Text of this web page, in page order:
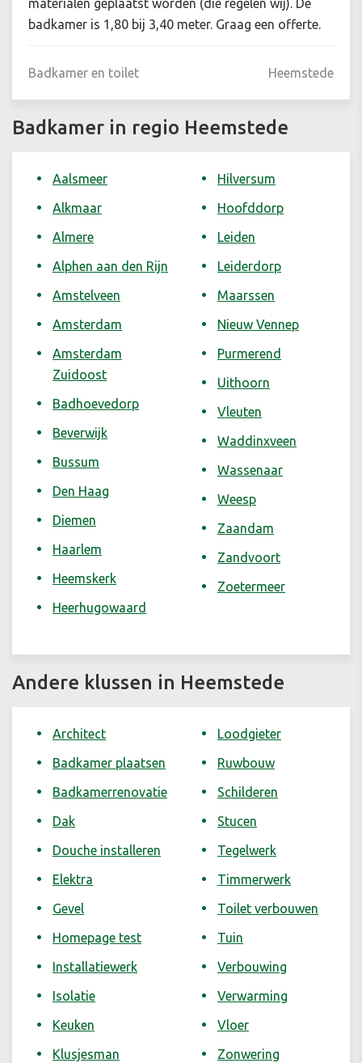
materialen geplaatst worden (die regelen wij). De
badkamer is 1,80 bij 3,40 meter. Graag een offerte.
Badkamer en toilet Heemstede
Badkamer in regio Heemstede
Aalsmeer
Alkmaar
Almere
Alphen aan den Rijn
Amstelveen
Amsterdam
Amsterdam
Zuidoost
Badhoevedorp
Beverwijk
Bussum
Den Haag
Diemen
Haarlem
Heemskerk
Heerhugowaard
Hilversum
Hoofddorp
Leiden
Leiderdorp
Maarssen
Nieuw Vennep
Purmerend
Uithoorn
Vleuten
Waddinxveen
Wassenaar
Weesp
Zaandam
Zandvoort
Zoetermeer
Andere klussen in Heemstede
Architect
Badkamer plaatsen
Badkamerrenovatie
Dak
Douche installeren
Elektra
Gevel
Homepage test
Installatiewerk
Isolatie
Keuken
Klusjesman
Loodgieter
Ruwbouw
Schilderen
Stucen
Tegelwerk
Timmerwerk
Toilet verbouwen
Tuin
Verbouwing
Verwarming
Vloer
Zonwering